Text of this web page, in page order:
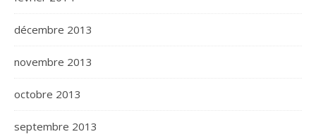
décembre 2013
novembre 2013
octobre 2013
septembre 2013